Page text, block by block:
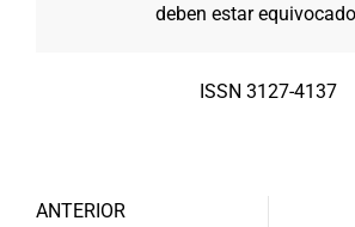
deben estar
ISSN 3127-4137
ANTERIOR